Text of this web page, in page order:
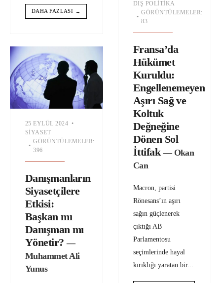
DAHA FAZLASI →
DIŞ POLITIKA
•
GÖRÜNTÜLEMELER:
83
Fransa’da
Hükümet
Kuruldu:
Engellenemeyen
Aşırı Sağ ve
Koltuk
Değneğine
Dönen Sol
İttifak — Okan
Can
Macron, partisi
Rönesans’ın aşırı
sağın güçlenerek
çıktığı AB
Parlamentosu
seçimlerinde hayal
kırıklığı yaratan bir...
25 EYLÜL 2024 •
SIYASET
•
GÖRÜNTÜLEMELER:
396
Danışmanların
Siyasetçilere
Etkisi:
Başkan mı
Danışman mı
Yönetir? —
Muhammet Ali
Yunus